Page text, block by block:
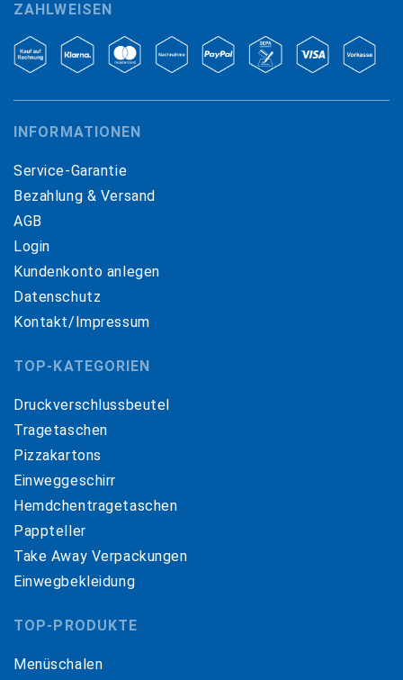
ZAHLWEISEN
INFORMATIONEN
Service-Garantie
Bezahlung & Versand
AGB
Login
Kundenkonto anlegen
Datenschutz
Kontakt/Impressum
TOP-KATEGORIEN
Druckverschlussbeutel
Tragetaschen
Pizzakartons
Einweggeschirr
Hemdchentragetaschen
Pappteller
Take Away Verpackungen
Einwegbekleidung
TOP-PRODUKTE
Menüschalen